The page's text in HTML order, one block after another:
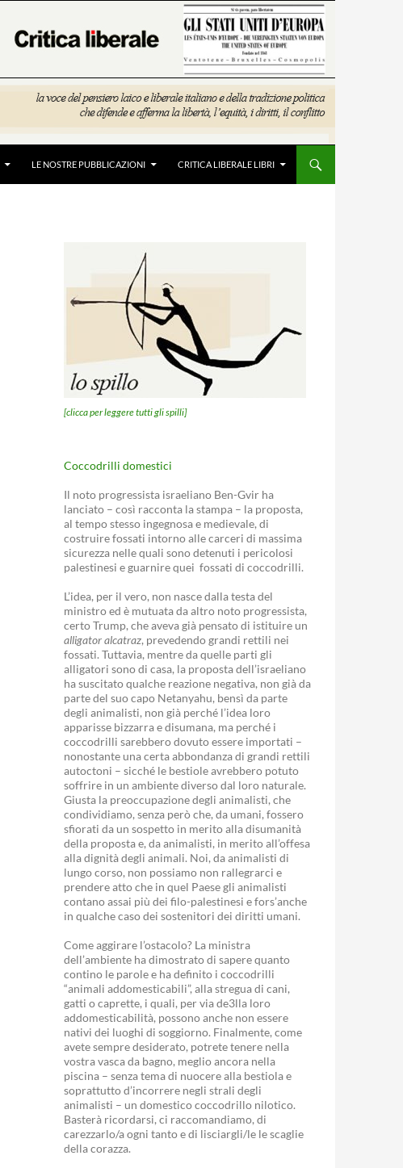
LE NOSTRE PUBBLICAZIONI CRITICA LIBERALE LIBRI
[clicca per leggere tutti gli spilli]
Coccodrilli domestici
Il noto progressista israeliano Ben-Gvir ha
lanciato – così racconta la stampa – la proposta,
al tempo stesso ingegnosa e medievale, di
costruire fossati intorno alle carceri di massima
sicurezza nelle quali sono detenuti i pericolosi
palestinesi e guarnire quei fossati di coccodrilli.
L’idea, per il vero, non nasce dalla testa del
ministro ed è mutuata da altro noto progressista,
certo Trump, che aveva già pensato di istituire un
alligator alcatraz, prevedendo grandi rettili nei
fossati. Tuttavia, mentre da quelle parti gli
alligatori sono di casa, la proposta dell’israeliano
ha suscitato qualche reazione negativa, non già da
parte del suo capo Netanyahu, bensì da parte
degli animalisti, non già perché l’idea loro
apparisse bizzarra e disumana, ma perché i
coccodrilli sarebbero dovuto essere importati –
nonostante una certa abbondanza di grandi rettili
autoctoni – sicché le bestiole avrebbero potuto
soffrire in un ambiente diverso dal loro naturale.
Giusta la preoccupazione degli animalisti, che
condividiamo, senza però che, da umani, fossero
sfiorati da un sospetto in merito alla disumanità
della proposta e, da animalisti, in merito all’offesa
alla dignità degli animali. Noi, da animalisti di
lungo corso, non possiamo non rallegrarci e
prendere atto che in quel Paese gli animalisti
contano assai più dei filo-palestinesi e fors’anche
in qualche caso dei sostenitori dei diritti umani.
Come aggirare l’ostacolo? La ministra
dell’ambiente ha dimostrato di sapere quanto
contino le parole e ha definito i coccodrilli
“animali addomesticabili”, alla stregua di cani,
gatti o caprette, i quali, per via de3lla loro
addomesticabilità, possono anche non essere
nativi dei luoghi di soggiorno. Finalmente, come
avete sempre desiderato, potrete tenere nella
vostra vasca da bagno, meglio ancora nella
piscina – senza tema di nuocere alla bestiola e
soprattutto d’incorrere negli strali degli
animalisti – un domestico coccodrillo nilotico.
Basterà ricordarsi, ci raccomandiamo, di
carezzarlo/a ogni tanto e di lisciargli/le le scaglie
della corazza.